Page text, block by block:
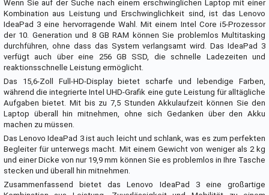
Wenn Sie auf der Suche nach einem erschwinglichen Laptop mit einer
Kombination aus Leistung und Erschwinglichkeit sind, ist das Lenovo
IdeaPad 3 eine hervorragende Wahl. Mit einem Intel Core i5-Prozessor
der 10. Generation und 8 GB RAM können Sie problemlos Multitasking
durchführen, ohne dass das System verlangsamt wird. Das IdeaPad 3
verfügt auch über eine 256 GB SSD, die schnelle Ladezeiten und
reaktionsschnelle Leistung ermöglicht.
Das 15,6-Zoll Full-HD-Display bietet scharfe und lebendige Farben,
während die integrierte Intel UHD-Grafik eine gute Leistung für alltägliche
Aufgaben bietet. Mit bis zu 7,5 Stunden Akkulaufzeit können Sie den
Laptop überall hin mitnehmen, ohne sich Gedanken über den Akku
machen zu müssen.
Das Lenovo IdeaPad 3 ist auch leicht und schlank, was es zum perfekten
Begleiter für unterwegs macht. Mit einem Gewicht von weniger als 2 kg
und einer Dicke von nur 19,9 mm können Sie es problemlos in Ihre Tasche
stecken und überall hin mitnehmen.
Zusammenfassend bietet das Lenovo IdeaPad 3 eine großartige